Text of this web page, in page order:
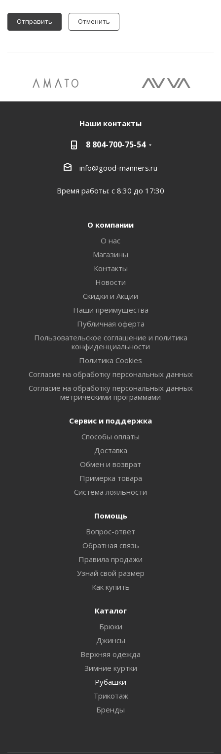
Отменить
Наши контакты
8 804-700-75-54
info@good-manners.ru
Время работы: с 8:30 до 17:30
О компании
О нас
Магазины
Контакты
Новости
Скидки и Акции
Наши преимущества
Публичная оферта
Пользовательское соглашение и политика
конфиденциальности
Политика Cookies
Согласие на обработку персональных данных
Согласие на обработку персональных данных
метрическими программами
Сервис и поддержка
Способы оплаты
Доставка
Обмен и возврат
Примерка товара
Система лояльности
Помощь
Вопрос-ответ
Обратная связь
Правила продажи
Узнай свой размер
Как купить
Каталог
Брюки
Джинсы
Верхняя одежда
Зимние куртки
Рубашки
Трикотаж
Бренды